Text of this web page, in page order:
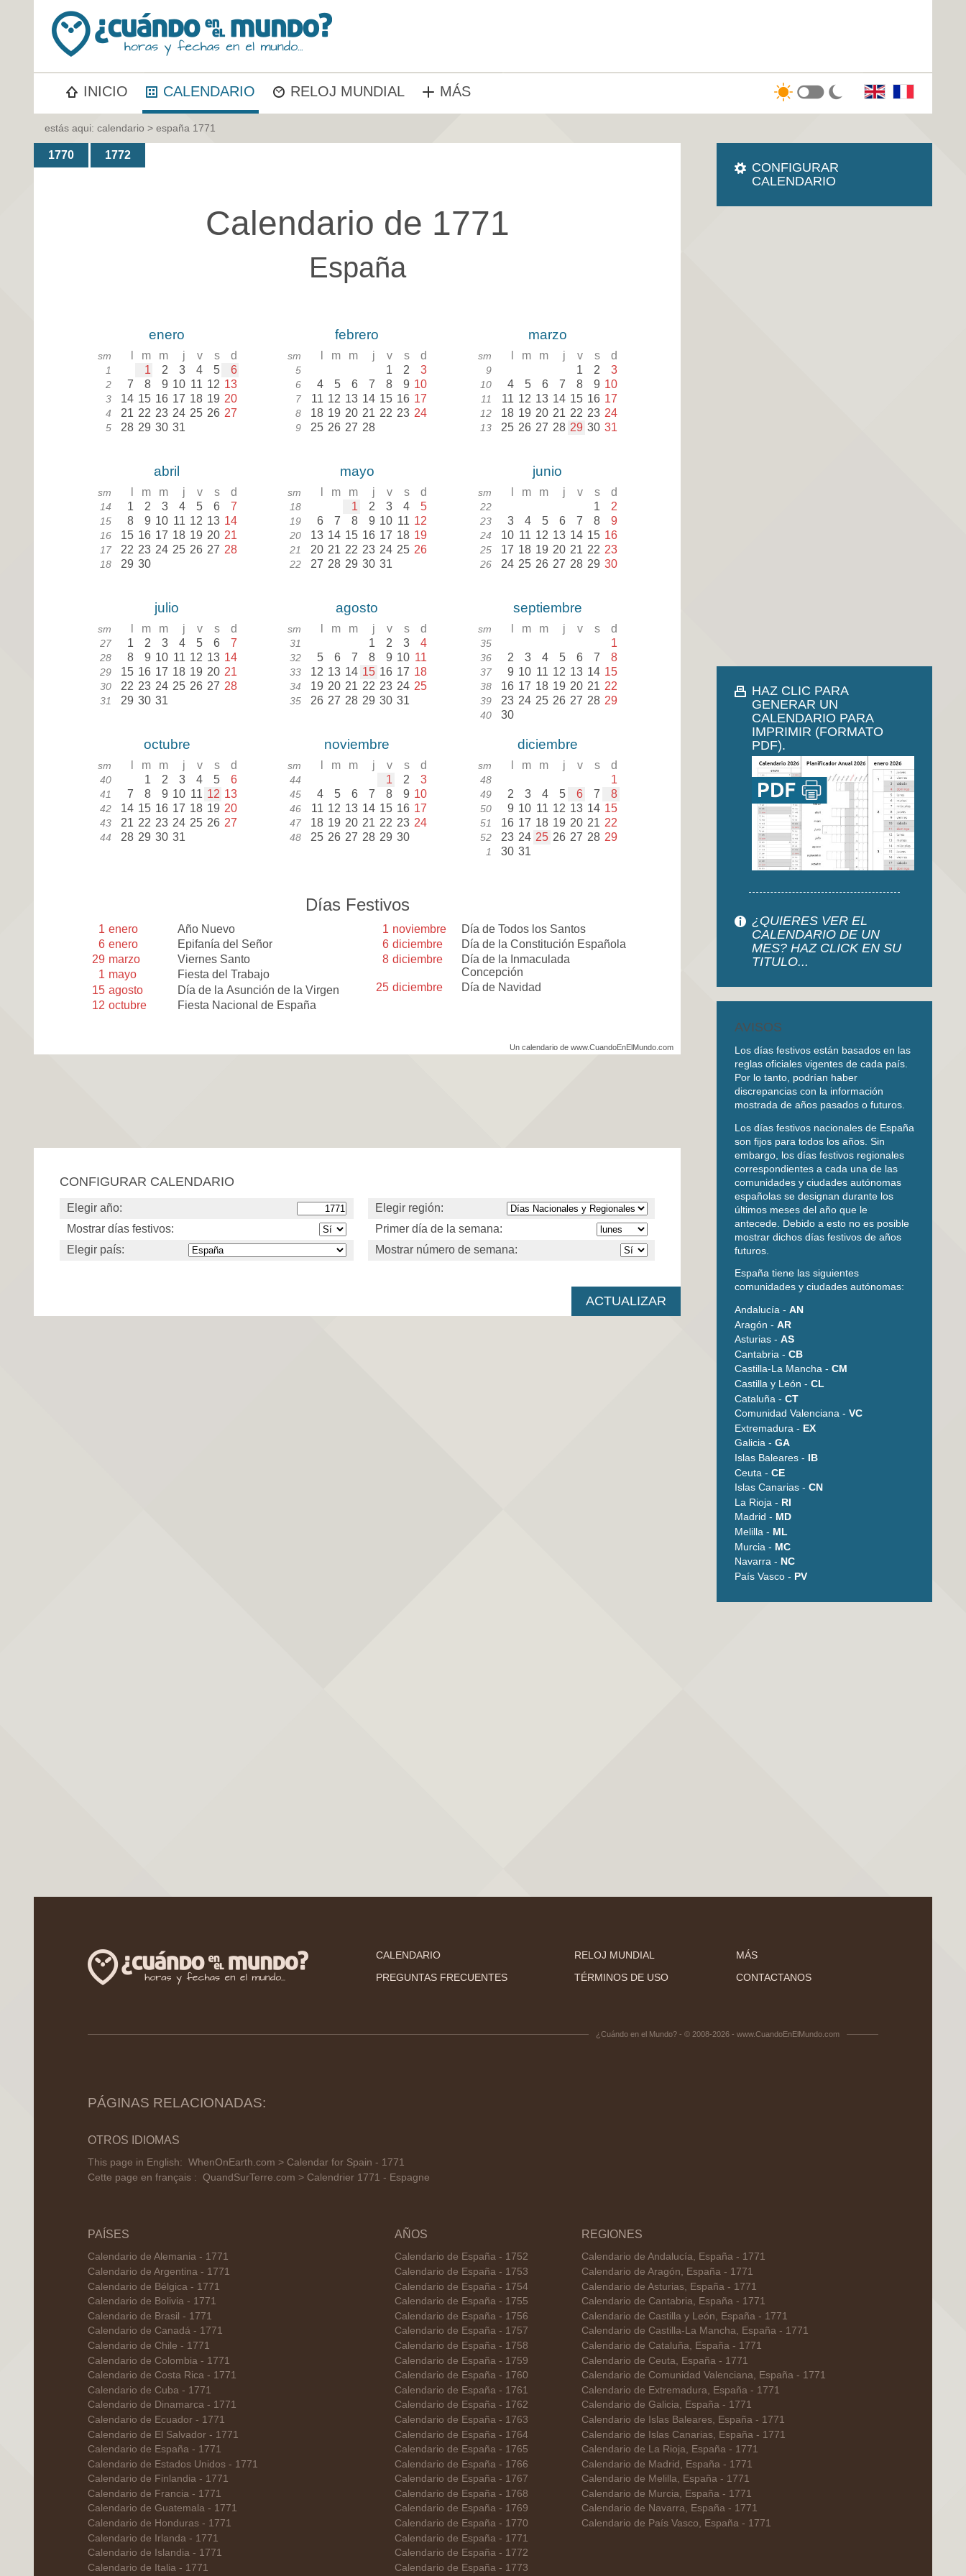
INICIO CALENDARIO RELOJ MUNDIAL MÁS
estás aqui: calendario > españa 1771
1770 1772
Calendario de 1771
España
enero
sm m m j v s d
1 1 2 3 4 5 6
2 7 8 9 10 11 12 13
3 14 15 16 17 18 19 20
4 21 22 23 24 25 26 27
5 28 29 30 31
febrero
sm m m j v s d
5 1 2 3
6 4 5 6 7 8 9 10
7 11 12 13 14 15 16 17
8 18 19 20 21 22 23 24
9 25 26 27 28
marzo
sm m m j v s d
9 1 2 3
10 4 5 6 7 8 9 10
11 11 12 13 14 15 16 17
12 18 19 20 21 22 23 24
13 25 26 27 28 29 30 31
abril
sm m m j v s d
14 1 2 3 4 5 6 7
15 8 9 10 11 12 13 14
16 15 16 17 18 19 20 21
17 22 23 24 25 26 27 28
18 29 30
mayo
sm m m j v s d
18 1 2 3 4 5
19 6 7 8 9 10 11 12
20 13 14 15 16 17 18 19
21 20 21 22 23 24 25 26
22 27 28 29 30 31
junio
sm m m j v s d
22 1 2
23 3 4 5 6 7 8 9
24 10 11 12 13 14 15 16
25 17 18 19 20 21 22 23
26 24 25 26 27 28 29 30
julio
sm m m j v s d
27 1 2 3 4 5 6 7
28 8 9 10 11 12 13 14
29 15 16 17 18 19 20 21
30 22 23 24 25 26 27 28
31 29 30 31
agosto
sm m m j v s d
31 1 2 3 4
32 5 6 7 8 9 10 11
33 12 13 14 15 16 17 18
34 19 20 21 22 23 24 25
35 26 27 28 29 30 31
septiembre
sm m m j v s d
35 1
36 2 3 4 5 6 7 8
37 9 10 11 12 13 14 15
38 16 17 18 19 20 21 22
39 23 24 25 26 27 28 29
40 30
octubre
sm m m j v s d
40 1 2 3 4 5 6
41 7 8 9 10 11 12 13
42 14 15 16 17 18 19 20
43 21 22 23 24 25 26 27
44 28 29 30 31
noviembre
sm m m j v s d
44 1 2 3
45 4 5 6 7 8 9 10
46 11 12 13 14 15 16 17
47 18 19 20 21 22 23 24
48 25 26 27 28 29 30
diciembre
sm m m j v s d
48 1
49 2 3 4 5 6 7 8
50 9 10 11 12 13 14 15
51 16 17 18 19 20 21 22
52 23 24 25 26 27 28 29
1 30 31
Días Festivos
1 enero
Año Nuevo
6 enero
Epifanía del Señor
29 marzo
Viernes Santo
1 mayo
Fiesta del Trabajo
15 agosto
Día de la Asunción de la Virgen
12 octubre Fiesta Nacional de España
1 noviembre
Día de Todos los Santos
6 diciembre
Día de la Constitución Española
8 diciembre
Día de la Inmaculada
Concepción
25 diciembre Día de Navidad
Un calendario de www.CuandoEnElMundo.com
CONFIGURAR CALENDARIO
Elegir año:
Mostrar días festivos:
Elegir país:
Elegir región:
Primer día de la semana:
Mostrar número de semana:
CONFIGURAR
CALENDARIO
HAZ CLIC PARA
GENERAR UN
CALENDARIO PARA
IMPRIMIR (FORMATO
PDF).
¿QUIERES VER EL
CALENDARIO DE UN
MES? HAZ CLICK EN SU
TITULO...
AVISOS
Los días festivos están basados en las
reglas oficiales vigentes de cada país.
Por lo tanto, podrían haber
discrepancias con la información
mostrada de años pasados o futuros.
Los días festivos nacionales de España
son fijos para todos los años. Sin
embargo, los días festivos regionales
correspondientes a cada una de las
comunidades y ciudades autónomas
españolas se designan durante los
últimos meses del año que le
antecede. Debido a esto no es posible
mostrar dichos días festivos de años
futuros.
España tiene las siguientes
comunidades y ciudades autónomas:
Andalucía - AN
Aragón - AR
Asturias - AS
Cantabria - CB
Castilla-La Mancha - CM
Castilla y León - CL
Cataluña - CT
Comunidad Valenciana - VC
Extremadura - EX
Galicia - GA
Islas Baleares - IB
Ceuta - CE
Islas Canarias - CN
La Rioja - RI
Madrid - MD
Melilla - ML
Murcia - MC
Navarra - NC
País Vasco - PV
CALENDARIO RELOJ MUNDIAL
MÁS
PREGUNTAS FRECUENTES
TÉRMINOS DE USO CONTACTANOS
¿Cuándo en el Mundo? - © 2008-2026 - www.CuandoEnElMundo.com
PÁGINAS RELACIONADAS:
OTROS IDIOMAS
This page in English: WhenOnEarth.com > Calendar for Spain - 1771
Cette page en français : QuandSurTerre.com > Calendrier 1771 - Espagne
REGIONES
Calendario de Andalucía, España - 1771
Calendario de Aragón, España - 1771
Calendario de Asturias, España - 1771
Calendario de Cantabria, España - 1771
Calendario de Castilla y León, España - 1771
Calendario de Castilla-La Mancha, España - 1771
Calendario de Cataluña, España - 1771
Calendario de Ceuta, España - 1771
Calendario de Comunidad Valenciana, España - 1771
Calendario de Extremadura, España - 1771
Calendario de Galicia, España - 1771
Calendario de Islas Baleares, España - 1771
Calendario de Islas Canarias, España - 1771
Calendario de La Rioja, España - 1771
Calendario de Madrid, España - 1771
Calendario de Melilla, España - 1771
Calendario de Murcia, España - 1771
Calendario de Navarra, España - 1771
Calendario de País Vasco, España - 1771
PAÍSES
Calendario de Alemania - 1771
Calendario de Argentina - 1771
Calendario de Bélgica - 1771
Calendario de Bolivia - 1771
Calendario de Brasil - 1771
Calendario de Canadá - 1771
Calendario de Chile - 1771
Calendario de Colombia - 1771
Calendario de Costa Rica - 1771
Calendario de Cuba - 1771
Calendario de Dinamarca - 1771
Calendario de Ecuador - 1771
Calendario de El Salvador - 1771
Calendario de España - 1771
Calendario de Estados Unidos - 1771
Calendario de Finlandia - 1771
Calendario de Francia - 1771
Calendario de Guatemala - 1771
Calendario de Honduras - 1771
Calendario de Irlanda - 1771
Calendario de Islandia - 1771
Calendario de Italia - 1771
AÑOS
Calendario de España - 1752
Calendario de España - 1753
Calendario de España - 1754
Calendario de España - 1755
Calendario de España - 1756
Calendario de España - 1757
Calendario de España - 1758
Calendario de España - 1759
Calendario de España - 1760
Calendario de España - 1761
Calendario de España - 1762
Calendario de España - 1763
Calendario de España - 1764
Calendario de España - 1765
Calendario de España - 1766
Calendario de España - 1767
Calendario de España - 1768
Calendario de España - 1769
Calendario de España - 1770
Calendario de España - 1771
Calendario de España - 1772
Calendario de España - 1773